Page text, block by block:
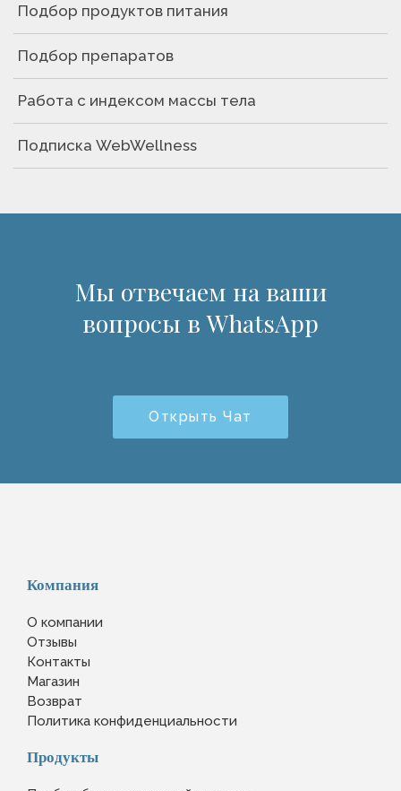
Подбор продуктов питания
Подбор препаратов
Работа с индексом массы тела
Подписка WebWellness
Мы отвечаем на ваши
вопросы в WhatsApp
Открыть Чат
Компания
О компании
Отзывы
Контакты
Магазин
Возврат
Политика конфиденциальности
Продукты